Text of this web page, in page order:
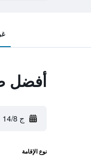
أفضل
ج 14/8
نوع الإقامة